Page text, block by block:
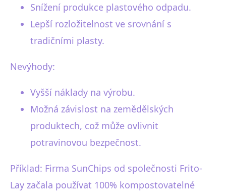
Snížení produkce plastového odpadu.
Lepší rozložitelnost ve srovnání s
tradičními plasty.
Nevýhody:
Vyšší náklady na výrobu.
Možná závislost na zemědělských
produktech, což může ovlivnit
potravinovou bezpečnost.
Příklad: Firma SunChips od společnosti Frito-
Lay začala používat 100% kompostovatelné